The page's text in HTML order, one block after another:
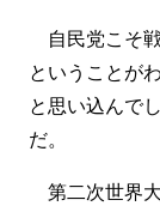
自民党こそ
ということが
と思い込んで
だ。
第二次世界